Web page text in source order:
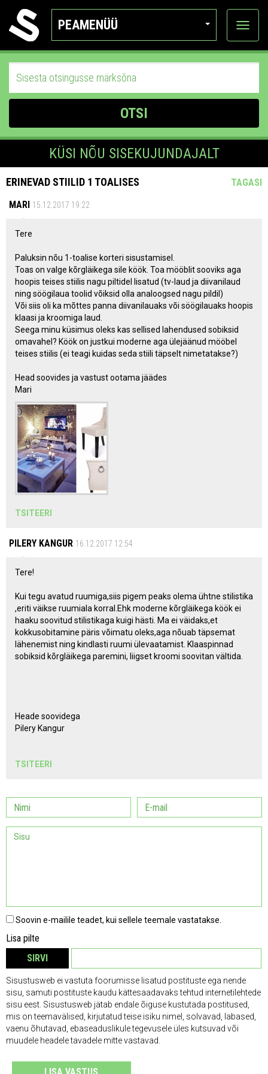
PEAMENÜÜ
Ava
OTSI
KÜSI NÕU SISEKUJUNDAJALT
ERINEVAD STIILID 1 TOALISES
TAGASI
MARI 15.12.2017 19:22
Tere
Paluksin nõu 1-toalise korteri sisustamisel.
Toas on valge kõrgläikega sile köök. Toa mööblit sooviks aga
hoopis teises stiilis nagu piltidel lisatud (tv-laud ja diivanilaud
ning söögilaua toolid võiksid olla analoogsed nagu pildil)
Või siis oli ka mõttes panna diivanilauaks või söögilauaks hoopis
klaasi ja kroomiga laud.
Seega minu küsimus oleks kas sellised lahendused sobiksid
omavahel? Köök on justkui moderne aga ülejäänud mööbel
teises stiilis (ei teagi kuidas seda stiili täpselt nimetatakse?)
Head soovides ja vastust ootama jäädes
Mari
TSITEERI
PILERY KANGUR 16.12.2017 12:54
Tere!
Kui tegu avatud ruumiga,siis pigem peaks olema ühtne stilistika
,eriti väikse ruumiala korral.Ehk moderne kõrgläikega köök ei
haaku soovitud stilistikaga kuigi hästi. Ma ei väidaks,et
kokkusobitamine päris võimatu oleks,aga nõuab täpsemat
lähenemist ning kindlasti ruumi ülevaatamist. Klaaspinnad
sobiksid kõrgläikega paremini, liigset kroomi soovitan vältida.
Heade soovidega
Pilery Kangur
TSITEERI
Soovin e-mailile teadet, kui sellele teemale vastatakse.
Lisa pilte
SIRVI
Sisustusweb ei vastuta foorumisse lisatud postituste ega nende
sisu, samuti postituste kaudu kättesaadavaks tehtud internetilehtede
sisu eest. Sisustusweb jätab endale õiguse kustutada postitused,
mis on teemavälised, kirjutatud teise isiku nimel, solvavad, labased,
vaenu õhutavad, ebaseaduslikule tegevusele üles kutsuvad või
muudele headele tavadele mitte vastavad.